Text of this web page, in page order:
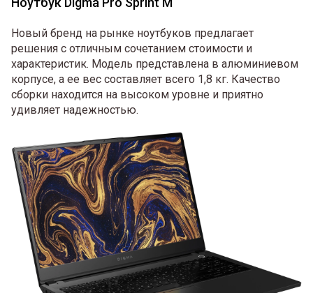
Новый бренд на рынке ноутбуков предлагает
решения с отличным сочетанием стоимости и
характеристик. Модель представлена в алюминиевом
корпусе, а ее вес составляет всего 1,8 кг. Качество
сборки находится на высоком уровне и приятно
удивляет надежностью.